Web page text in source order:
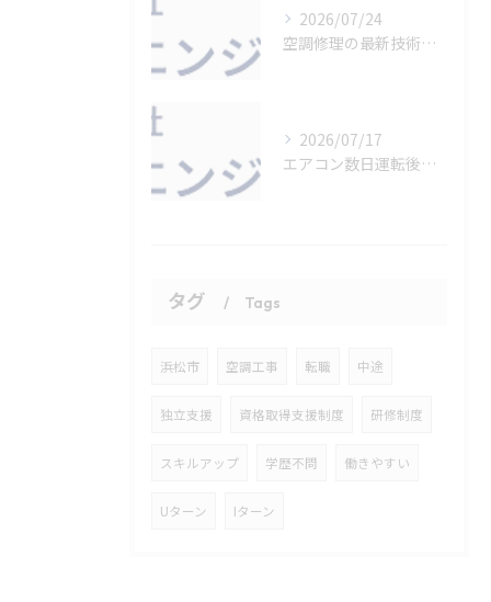
2026/07/24
空調修理の最新技術と現場活用法
2026/07/17
エアコン数日運転後の正しいメンテ方法
タグ Tags
浜松市 空調工事 転職 中途
独立支援 資格取得支援制度 研修制度
スキルアップ 学歴不問 働きやすい
Uターン Iターン